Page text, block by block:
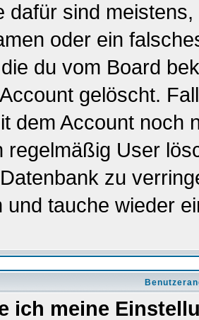
dafür sind
oder ein
du vom Board
gelöscht.
dem Account noch
regelmäßig User
zu
und tauche wieder
ich meine